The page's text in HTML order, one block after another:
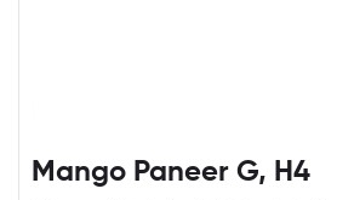
Mango Paneer G, H4